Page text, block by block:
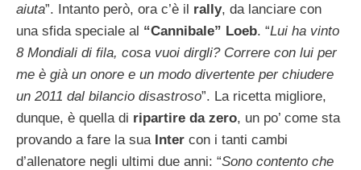
aiuta”. Intanto però, ora c’è il rally, da lanciare con
una sfida speciale al “Cannibale” Loeb. “Lui ha vinto
8 Mondiali di fila, cosa vuoi dirgli? Correre con lui per
me è già un onore e un modo divertente per chiudere
un 2011 dal bilancio disastroso”. La ricetta migliore,
dunque, è quella di ripartire da zero, un po’ come sta
provando a fare la sua Inter con i tanti cambi
d’allenatore negli ultimi due anni: “Sono contento che